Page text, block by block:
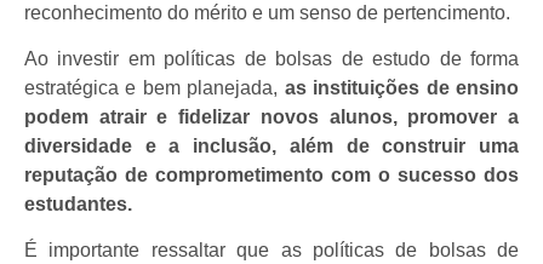
reconhecimento do mérito e um senso de pertencimento.
Ao investir em políticas de bolsas de estudo de forma
estratégica e bem planejada, as instituições de ensino
podem atrair e fidelizar novos alunos, promover a
diversidade e a inclusão, além de construir uma
reputação de comprometimento com o sucesso dos
estudantes.
É importante ressaltar que as políticas de bolsas de